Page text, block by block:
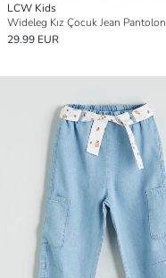
LCW Kids
Wideleg Kız Çocuk Jean Pantolon
29.99 EUR